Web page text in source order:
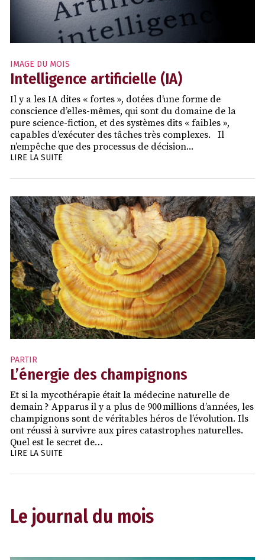
IMAGE DU MOIS
Intelligence artificielle (IA)
Il y a les IA dites « fortes », dotées d’une forme de
conscience d’elles-mêmes, qui sont du domaine de la
pure science-fiction, et des systèmes dits « faibles »,
capables d’exécuter des tâches très complexes. Il
n’empêche que des processus de décision...
LIRE LA SUITE
PARTIR
L’énergie des champignons
Et si la mycothérapie était la médecine naturelle de
demain ? Apparus il y a plus de 900 millions d’années, les
champignons sont de véritables héros de l’évolution. Ils
ont réussi à survivre aux pires catastrophes naturelles.
Quel est le secret de…
LIRE LA SUITE
Le journal du mois